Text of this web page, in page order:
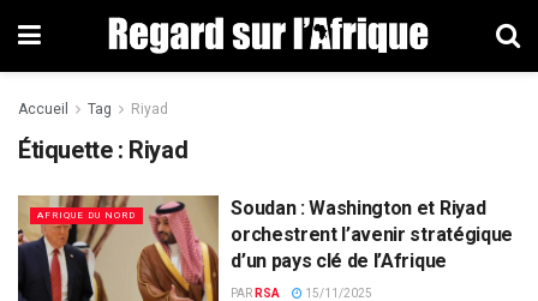
Accueil Tag Riyad
Étiquette : Riyad
AFRIQUE DU NORD
Soudan : Washington et Riyad
orchestrent l’avenir stratégique
d’un pays clé de l’Afrique
PAR RSA 15/11/2025